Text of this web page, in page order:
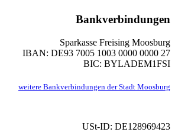
Bankverbindungen
Sparkasse Freising Moosburg
IBAN: DE93 7005 1003 0000 0000 27
BIC: BYLADEM1FSI
weitere Bankverbindungen der Stadt Moosburg
USt-ID: DE128969423